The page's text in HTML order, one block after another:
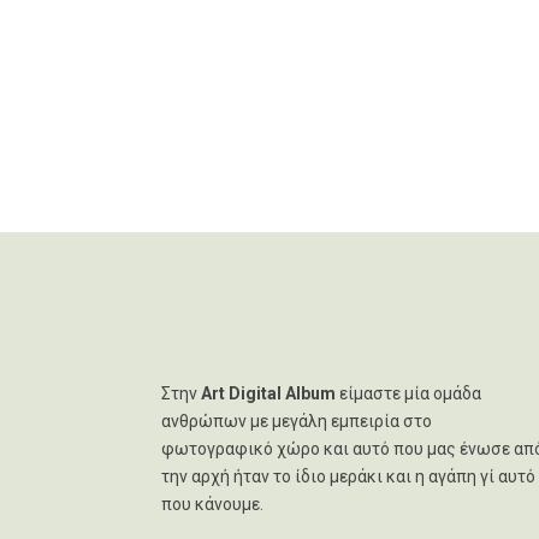
ΣτηνArt Digital Album είμαστε μία ομάδα
ανθρώπων με μεγάλη εμπειρία στο
φωτογραφικό χώρο και αυτό που μας ένωσε
την αρχή ήταν το ίδιο μεράκι και η αγάπη γί αυτό
που κάνουμε.